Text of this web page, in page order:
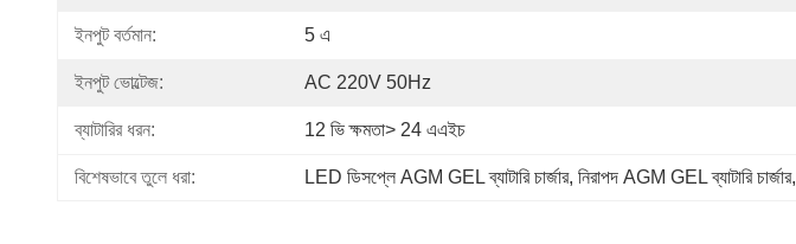
ইনপুট বর্তমান: 5 এ
ইনপুট ভোল্টেজ: AC 220V 50Hz
ব্যাটারির ধরন: 12 ভি ক্ষমতা> 24 এএইচ
বিশেষভাবে তুলে ধরা: LED ডিসপ্লে AGM GEL ব্যাটারি চার্জার, নিরাপদ AGM GEL ব্যাটারি চার্জার,